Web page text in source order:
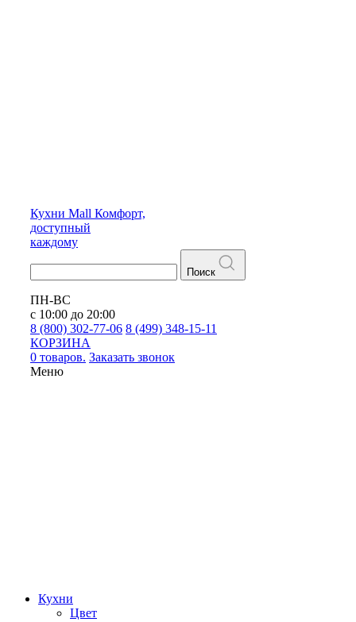
Кухни Mall Комфорт,
доступный
каждому
Поиск
ПН-ВС
с 10:00 до 20:00
8 (800) 302-77-06 8 (499) 348-15-11
КОРЗИНА
0 товаров. Заказать звонок
Меню
Кухни
Цвет